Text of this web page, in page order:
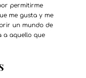
permitirme
me gusta y me
un mundo de
a aquello que